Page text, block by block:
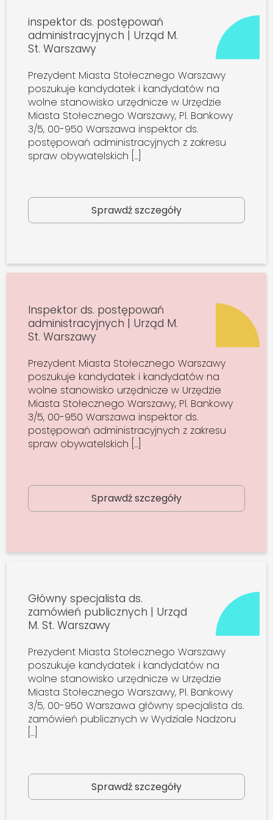
inspektor ds. postępowań
administracyjnych | Urząd M.
St. Warszawy
Prezydent Miasta Stołecznego Warszawy
poszukuje kandydatek i kandydatów na
wolne stanowisko urzędnicze w Urzędzie
Miasta Stołecznego Warszawy, Pl. Bankowy
3/5, 00-950 Warszawa inspektor ds.
postępowań administracyjnych z zakresu
spraw obywatelskich […]
Sprawdź szczegóły
Inspektor ds. postępowań
administracyjnych | Urząd M.
St. Warszawy
Prezydent Miasta Stołecznego Warszawy
poszukuje kandydatek i kandydatów na
wolne stanowisko urzędnicze w Urzędzie
Miasta Stołecznego Warszawy, Pl. Bankowy
3/5, 00-950 Warszawa inspektor ds.
postępowań administracyjnych z zakresu
spraw obywatelskich […]
Sprawdź szczegóły
Główny specjalista ds.
zamówień publicznych | Urząd
M. St. Warszawy
Prezydent Miasta Stołecznego Warszawy
poszukuje kandydatek i kandydatów na
wolne stanowisko urzędnicze w Urzędzie
Miasta Stołecznego Warszawy, Pl. Bankowy
3/5, 00-950 Warszawa główny specjalista ds.
zamówień publicznych w Wydziale Nadzoru
[…]
Sprawdź szczegóły